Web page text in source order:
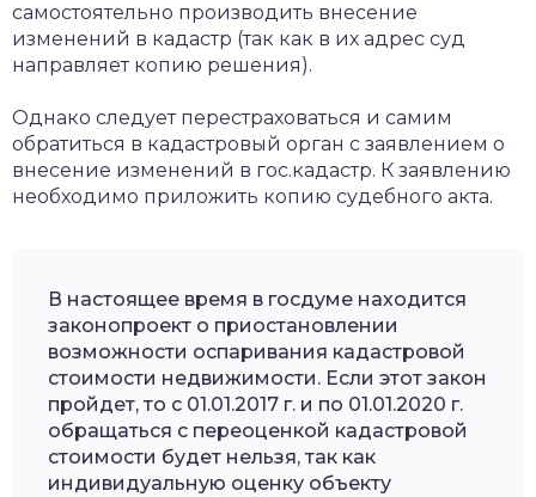
самостоятельно производить внесение
изменений в кадастр (так как в их адрес суд
направляет копию решения).
Однако следует перестраховаться и самим
обратиться в кадастровый орган с заявлением о
внесение изменений в гос.кадастр. К заявлению
необходимо приложить копию судебного акта.
В настоящее время в госдуме находится
законопроект о приостановлении
возможности оспаривания кадастровой
стоимости недвижимости. Если этот закон
пройдет, то с 01.01.2017 г. и по 01.01.2020 г.
обращаться с переоценкой кадастровой
стоимости будет нельзя, так как
индивидуальную оценку объекту